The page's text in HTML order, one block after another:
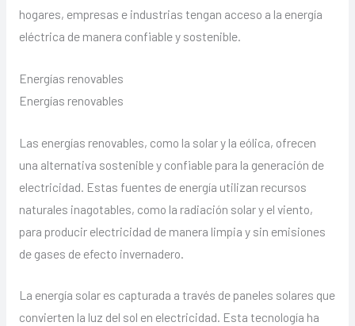
hogares, empresas e industrias tengan acceso a la energía
eléctrica de manera confiable y sostenible.
Energías renovables
Energías renovables
Las energías renovables, como la solar y la eólica, ofrecen
una alternativa sostenible y confiable para la generación de
electricidad. Estas fuentes de energía utilizan recursos
naturales inagotables, como la radiación solar y el viento,
para producir electricidad de manera limpia y sin emisiones
de gases de efecto invernadero.
La energía solar es capturada a través de paneles solares que
convierten la luz del sol en electricidad. Esta tecnología ha